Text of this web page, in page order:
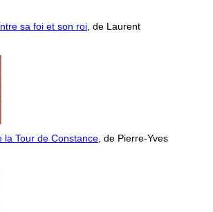
sa foi et son roi , de Laurent
la Tour de Constance , de Pierre-Yves